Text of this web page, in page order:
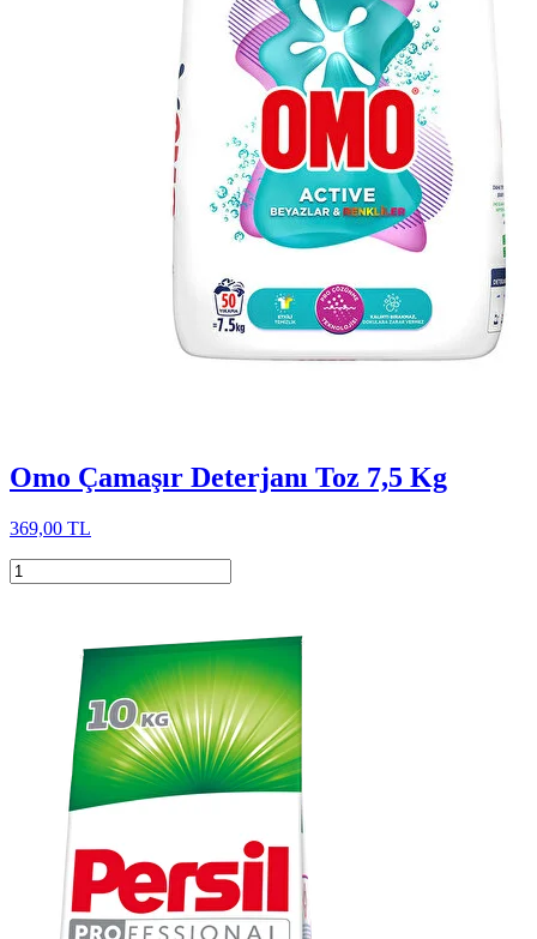
Omo Çamaşır Deterjanı Toz 7,5 Kg
369,00 TL